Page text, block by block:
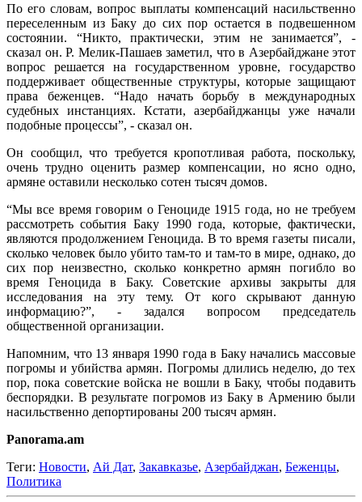
По его словам, вопрос выплаты компенсаций насильственно
переселенным из Баку до сих пор остается в подвешенном
состоянии. “Никто, практически, этим не занимается”, -
сказал он. Р. Мелик-Пашаев заметил, что в Азербайджане этот
вопрос решается на государственном уровне, государство
поддерживает общественные структуры, которые защищают
права беженцев. “Надо начать борьбу в международных
судебных инстанциях. Кстати, азербайджанцы уже начали
подобные процессы”, - сказал он.
Он сообщил, что требуется кропотливая работа, поскольку,
очень трудно оценить размер компенсации, но ясно одно,
армяне оставили несколько сотен тысяч домов.
“Мы все время говорим о Геноциде 1915 года, но не требуем
рассмотреть события Баку 1990 года, которые, фактически,
являются продолжением Геноцида. В то время газеты писали,
сколько человек было убито там-то и там-то в мире, однако, до
сих пор неизвестно, сколько конкретно армян погибло во
время Геноцида в Баку. Советские архивы закрыты для
исследования на эту тему. От кого скрывают данную
информацию?”, - задался вопросом председатель
общественной организации.
Напомним, что 13 января 1990 года в Баку начались массовые
погромы и убийства армян. Погромы длились неделю, до тех
пор, пока советские войска не вошли в Баку, чтобы подавить
беспорядки. В результате погромов из Баку в Армению были
насильственно депортированы 200 тысяч армян.
Panorama.am
Теги: Новости, Ай Дат, Закавказье, Азербайджан, Беженцы,
Политика